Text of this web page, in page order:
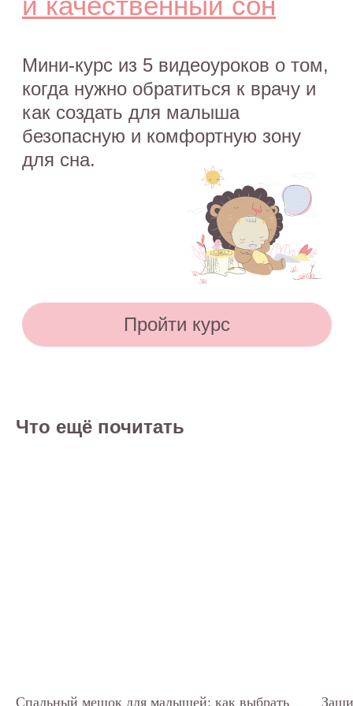
Что ещё почитать
Спальный мешок для малышей: как выбрать
публикации, видео, советы и консультации
не являются медицинскими, не могут отменить или
Портал o-sne.online не несёт ответственности
за неверное толкование, ошибочное или
некорректное использование советов и/или
материалов, представленных на сайте или данных
в процессе консультаций. Если состояние здоровья
вашего ребёнка вызывает у вас беспокойство,
наблюдаются проблемы сна, являющиеся
незамедлительно обратитесь к врачу!